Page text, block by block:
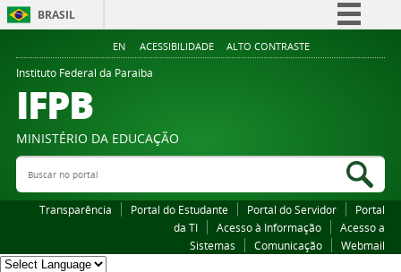
BRASIL
Simplifique!
Legislação
EN ACESSIBILIDADE ALTO CONTRASTE
Instituto Federal da Paraiba
IFPB
MINISTÉRIO DA EDUCAÇÃO
Buscar no portal
Transparência Portal do Estudante Portal do Servidor
Portal
da TI
Acesso à Informação
Acesso a
Sistemas
Comunicação Webmail